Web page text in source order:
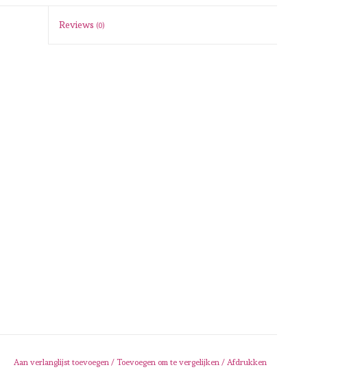
Reviews (0)
Aan verlanglijst toevoegen / Toevoegen om te vergelijken / Afdrukken